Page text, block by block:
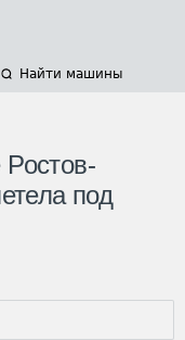
Найти машины
под